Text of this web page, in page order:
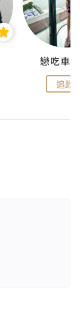
戀吃車
追蹤